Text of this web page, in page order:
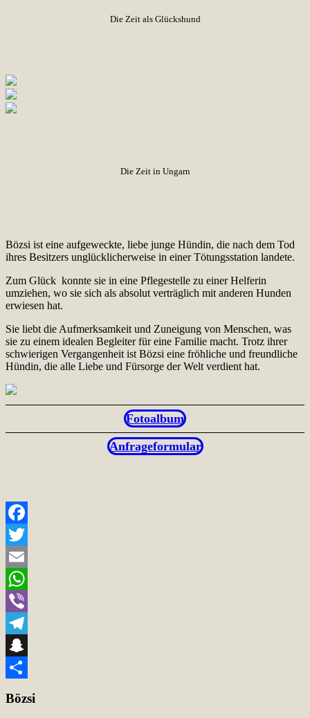
Die Zeit als Glückshund
Die Zeit in Ungarn
Bözsi ist eine aufgeweckte, liebe junge Hündin, die nach dem Tod
ihres Besitzers unglücklicherweise in einer Tötungsstation landete.
Zum Glück konnte sie in eine Pflegestelle zu einer Helferin
umziehen, wo sie sich als absolut verträglich mit anderen Hunden
erwiesen hat.
Sie liebt die Aufmerksamkeit und Zuneigung von Menschen, was
sie zu einem idealen Begleiter für eine Familie macht. Trotz ihrer
schwierigen Vergangenheit ist Bözsi eine fröhliche und freundliche
Hündin, die alle Liebe und Fürsorge der Welt verdient hat.
Fotoalbum
Anfrageformular
Facebook
Twitter
Email
WhatsApp
Viber
Telegram
Snapchat
Bözsi